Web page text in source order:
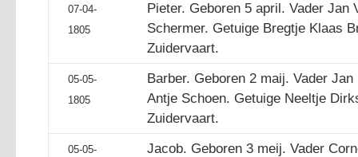
07-04-
1805
Pieter. Geboren 5 april. Vader Jan
Schermer. Getuige Bregtje Klaas
Zuidervaart.
05-05-
1805
Barber. Geboren 2 maij. Vader
Antje Schoen. Getuige Neeltje
Zuidervaart.
05-05-
Jacob. Geboren 3 meij. Vader